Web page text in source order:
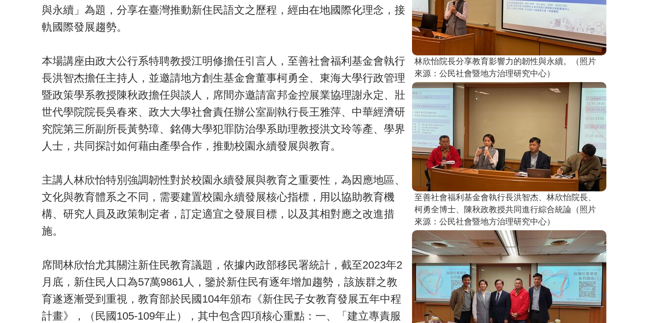
林欣怡院長分享教育影響力的韌性與永續。（照片
來源：公民社會暨地方治理研究中心）
至善社會福利基金會執行長洪智杰、林欣怡院長、
柯勇全博士、陳秋政教授共同進行綜合統論（照片
來源：公民社會暨地方治理研究中心）
與永續」為題，分享在臺灣推動新住民語文之歷程，經由在地國際化理念，接
軌國際發展趨勢。
本場講座由政大公行系特聘教授江明修擔任引言人，至善社會福利基金會執行
長洪智杰擔任主持人，並邀請地方創生基金會董事柯勇全、東海大學行政管理
暨政策學系教授陳秋政擔任與談人，席間亦邀請富邦金控展業協理謝永定、壯
世代學院院長吳春來、政大大學社會責任辦公室副執行長王雅萍、中華經濟研
究院第三所副所長黃勢璋、銘傳大學犯罪防治學系助理教授洪文玲等產、學界
人士，共同探討如何藉由產學合作，推動校園永續發展與教育。
主講人林欣怡特別強調韌性對於校園永續發展與教育之重要性，為因應地區、
文化與教育體系之不同，需要建置校園永續發展核心指標，用以協助教育機
構、研究人員及政策制定者，訂定適宜之發展目標，以及其相對應之改進措
施。
席間林欣怡尤其關注新住民教育議題，依據內政部移民署統計，截至2023年2
月底，新住民人口為57萬9861人，鑒於新住民有逐年增加趨勢，該族群之教
育遂逐漸受到重視，教育部於民國104年頒布《新住民子女教育發展五年中程
計畫》，（民國105-109年止），其中包含四項核心重點：一、「建立專責服